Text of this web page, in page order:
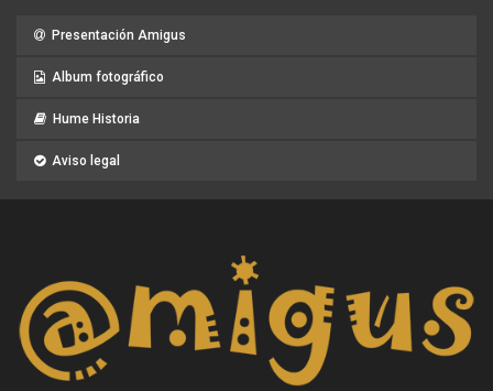
Presentación Amigus
Album fotográfico
Hume Historia
Aviso legal